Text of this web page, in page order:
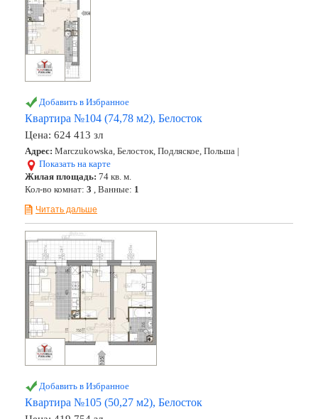
Добавить в Избранное
Квартира №104 (74,78 м2), Белосток
Цена: 624 413 зл
Адрес: Marczukowska, Белосток, Подляское, Польша |
Показать на карте
Жилая площадь: 74 кв. м.
Кол-во комнат: 3 , Ванные: 1
Читать дальше
Добавить в Избранное
Квартира №105 (50,27 м2), Белосток